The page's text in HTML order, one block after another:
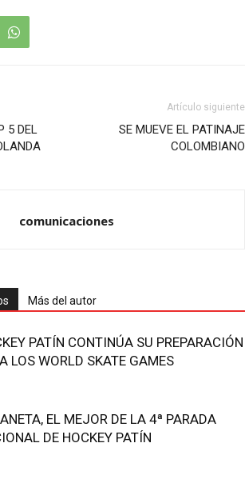
5 DEL
Artículo siguiente
SE MUEVE EL PATINAJE
COLOMBIANO
comunicaciones
Más del autor
PATÍN CONTINÚA SU PREPARACIÓN
LOS WORLD SKATE GAMES
EL MEJOR DE LA 4ª PARADA
DE HOCKEY PATÍN